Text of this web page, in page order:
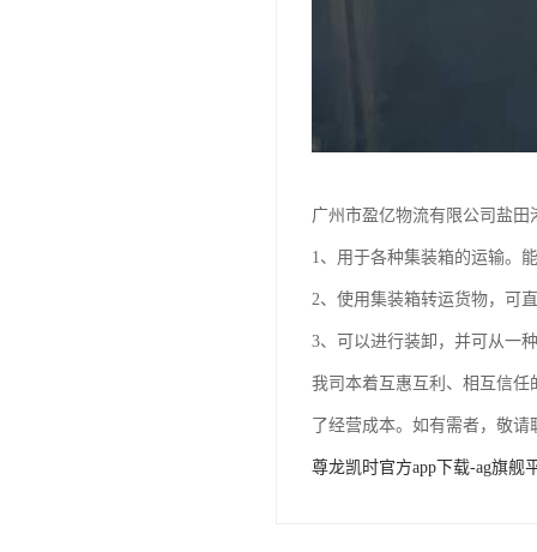
广州市盈亿物流有限公司盐田
1、用于各种集装箱的运输。
2、使用集装箱转运货物，可
3、可以进行装卸，并可从一
我司本着互惠互利、相互信
了经营成本。如有需者，敬
尊龙凯时官方app下载-ag旗舰